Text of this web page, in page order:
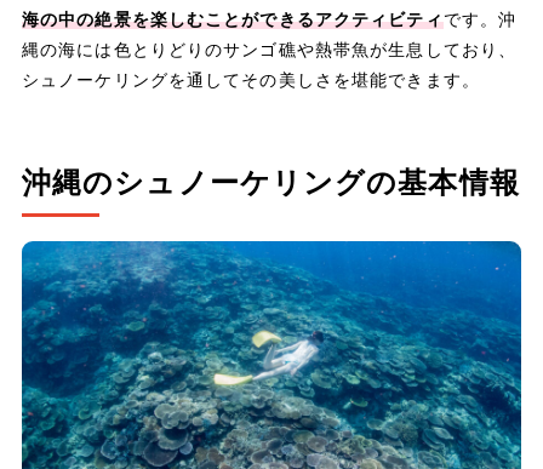
海の中の絶景を楽しむことができるアクティビティです。沖
縄の海には色とりどりのサンゴ礁や熱帯魚が生息しており、
シュノーケリングを通してその美しさを堪能できます。
沖縄のシュノーケリングの基本情報